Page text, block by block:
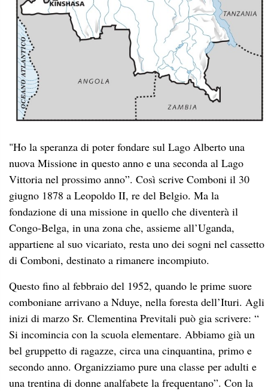
"Ho la speranza di poter fondare sul Lago Alberto una
nuova Missione in questo anno e una seconda al Lago
Vittoria nel prossimo anno”. Così scrive Comboni il 30
giugno 1878 a Leopoldo II, re del Belgio. Ma la
fondazione di una missione in quello che diventerà il
Congo-Belga, in una zona che, assieme all’Uganda,
appartiene al suo vicariato, resta uno dei sogni nel cassetto
di Comboni, destinato a rimanere incompiuto.
Questo fino al febbraio del 1952, quando le prime suore
comboniane arrivano a Nduye, nella foresta dell’Ituri. Agli
inizi di marzo Sr. Clementina Previtali può gia scrivere: “
Si incomincia con la scuola elementare. Abbiamo già un
bel gruppetto di ragazze, circa una cinquantina, primo e
secondo anno. Organizziamo pure una classe per adulti e
una trentina di donne analfabete la frequentano”. Con la